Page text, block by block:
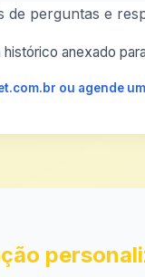
perguntas e
anexado
ou agende